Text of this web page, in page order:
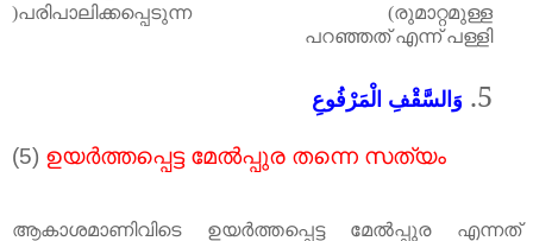
രുമാറ്റമുള്ള
(
പരിപാലിക്കപ്പെടുന്ന
)
പള്ളി
എന്ന്
പറഞ്ഞത്
5. وَالسَّقْفِ الْمَرْفُوعِ
(5) ഉയർത്തപ്പെട്ട മേൽപ്പുര തന്നെ സത്യം
ആകാശമാണിവിടെ ഉയർത്തപ്പെട്ട മേൽപ്പുര എന്നത്